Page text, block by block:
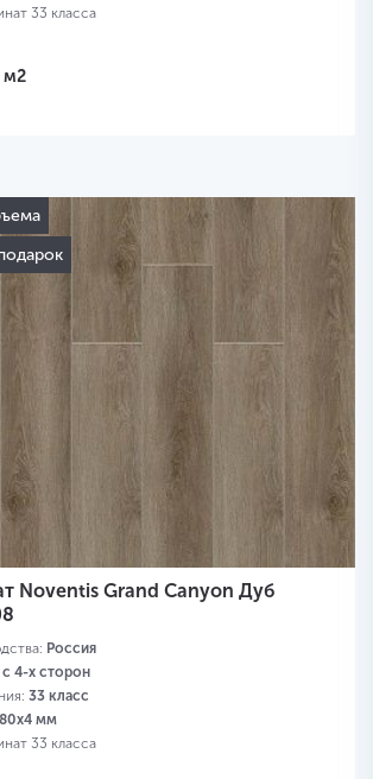
33 класса
м2
Noventis Grand Canyon Дуб
Россия
с 4-х сторон
33 класс
мм
33 класса